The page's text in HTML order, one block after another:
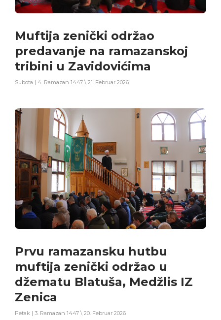
Muftija zenički održao
predavanje na ramazanskoj
tribini u Zavidovićima
Subota | 4. Ramazan 1447 \ 21. Februar 2026
Prvu ramazansku hutbu
muftija zenički održao u
džematu Blatuša, Medžlis IZ
Zenica
Petak | 3. Ramazan 1447 \ 20. Februar 2026